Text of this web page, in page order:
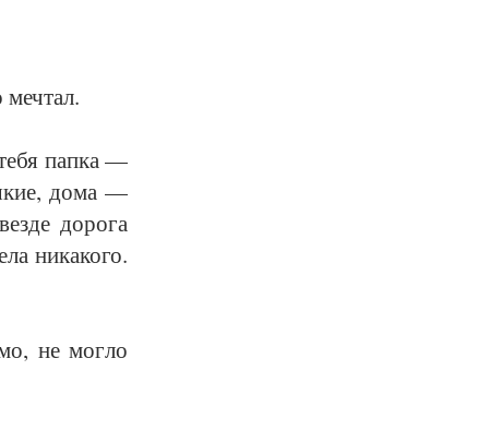
пап­ка —
до­ма —
до­ро­га
ни­ка­ко­го.
не мог­ло